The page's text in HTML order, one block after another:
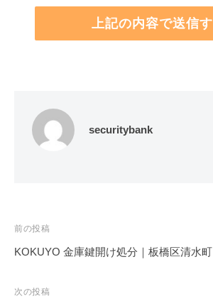
securitybank
投
稿
ビ
前の投稿
KOKUYO 金庫鍵開け処分｜板橋区清水町
次の投稿